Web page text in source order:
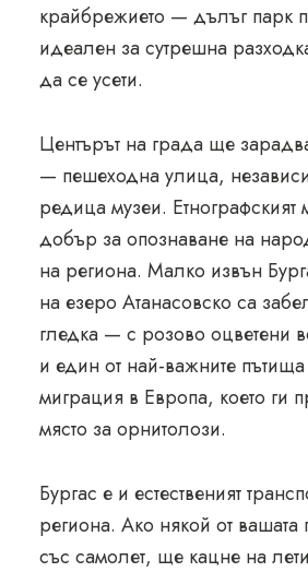
крайбрежието — дълъг парк
идеален за сутрешна
да се усети.
Центърът на града ще
— пешеходна улица,
редица музеи. Етнографският
добър за опознаване на
на региона. Малко извън
на езеро Атанасовско са
гледка — с розово оцветени
и един от най-важните пътища
миграция в Европа, което ги
място за орнитолози.
Бургас е и естественият
региона. Ако някой от вашата
със самолет, ще кацне на